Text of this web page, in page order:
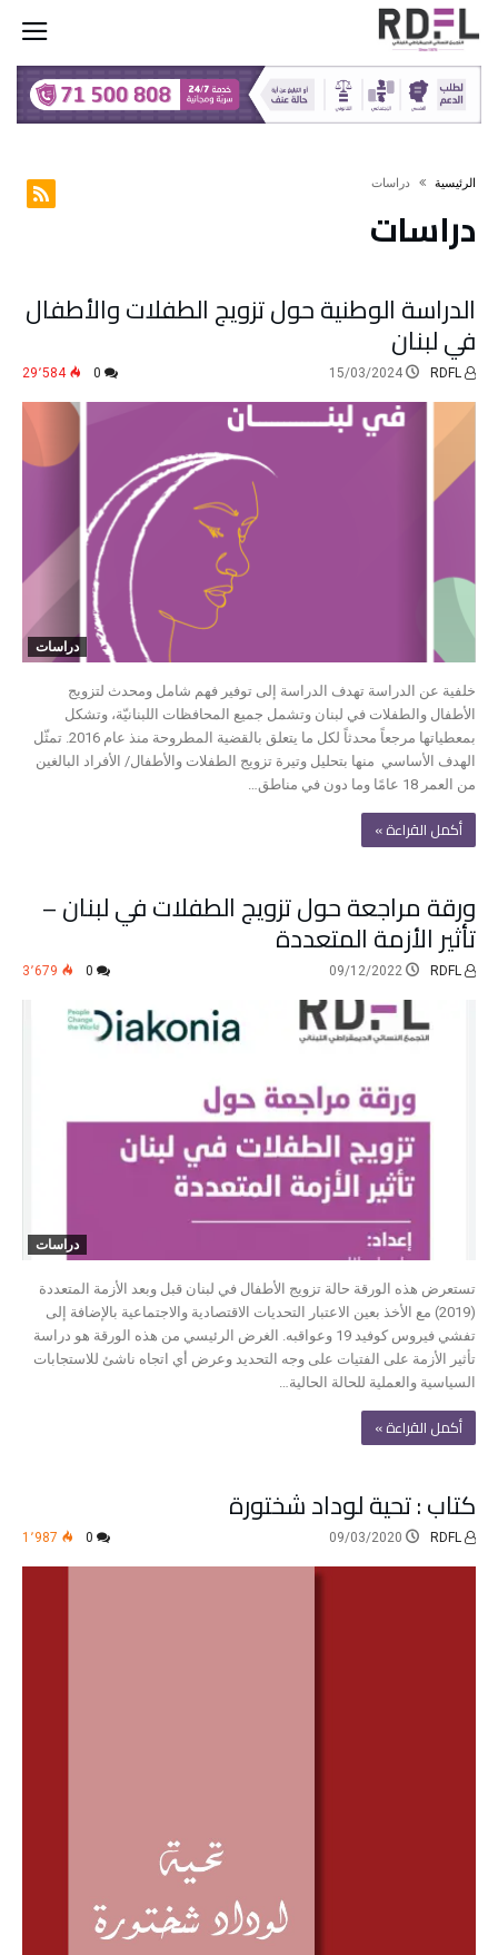
‫الرئيسية‬ دراسات
دراسات
الدراسة الوطنية حول تزويج الطفلات والأطفال
في لبنان
15/03/2024 29٬584
دراسات
خلفية عن الدراسة تهدف الدراسة إلى توفير فهم شامل ومحدث لتزويج
الأطفال والطفلات في لبنان وتشمل جميع المحافظات اللبنانيّة، وتشكل
بمعطياتها مرجعاً محدثاً لكل ما يتعلق بالقضية المطروحة منذ عام 2016. تمثّل
الهدف الأساسي منها بتحليل وتيرة تزويج الطفلات والأطفال/ الأفراد البالغين
من العمر 18 عامًا وما دون في مناطق…
‫أكمل القراءة »‬
ورقة مراجعة حول تزويج الطفلات في لبنان –
تأثير الأزمة المتعددة
09/12/2022 3٬679
دراسات
تستعرض هذه الورقة حالة تزويج الأطفال في لبنان قبل وبعد الأزمة المتعددة
(2019) مع الأخذ بعين الاعتبار التحديات الاقتصادية والاجتماعية بالإضافة إلى
تفشي فيروس كوفيد 19 وعواقبه. الغرض الرئيسي من هذه الورقة هو دراسة
تأثير الأزمة على الفتيات على وجه التحديد وعرض أي اتجاه ناشئ للاستجابات
السياسية والعملية للحالة الحالية…
‫أكمل القراءة »‬
كتاب : تحية لوداد شختورة
09/03/2020 1٬987